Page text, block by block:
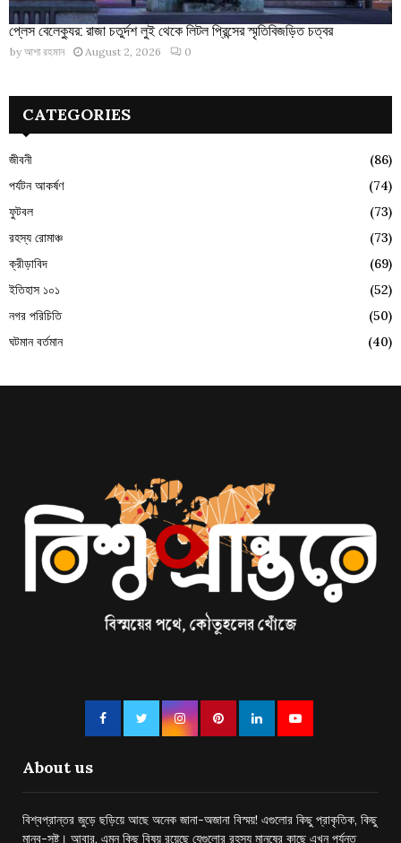
প্লেস বেলেক্যুর: রাজা চতুর্দশ লুই থেকে লিটল প্রিন্সের স্মৃতিবিজড়িত চত্বর
by আশা রহমান August 2, 2026 0
CATEGORIES
জীবনী
(86)
পর্যটন আকর্ষণ
(74)
ফুটবল
(73)
রহস্য রোমাঞ্চ
(73)
ক্রীড়াবিদ
(69)
ইতিহাস ১০১
(52)
নগর পরিচিতি
(50)
ঘটমান বর্তমান
(40)
About us
বিশ্বপ্রান্তর জুড়ে ছড়িয়ে আছে অনেক জানা-অজানা বিস্ময়! এগুলোর কিছু প্রাকৃতিক, কিছু
মানব-সৃষ্ট। আবার, এমন কিছু বিষয় রয়েছে যেগুলোর রহস্য মানুষের কাছে এখন পর্যন্ত